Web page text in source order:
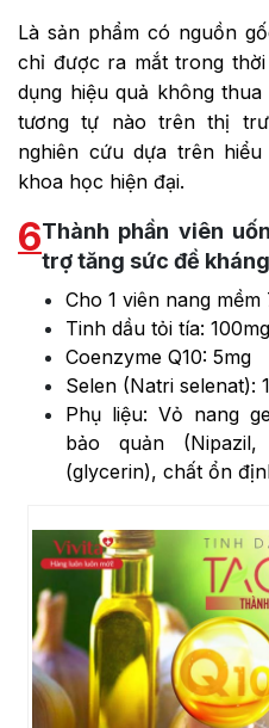
Là sản phẩm có nguồn
chỉ được ra mắt trong
dụng hiệu quả không
tương tự nào trên thị
nghiên cứu dựa trên
khoa học hiện đại.
6Thành phần viên
trợ tăng sức đề kháng
Cho 1 viên nang mềm
Tinh dầu tỏi tía: 100mg
Coenzyme Q10: 5mg
Selen (Natri selenat):
Phụ liệu: Vỏ nang
bảo quản
(glycerin), chất ổn